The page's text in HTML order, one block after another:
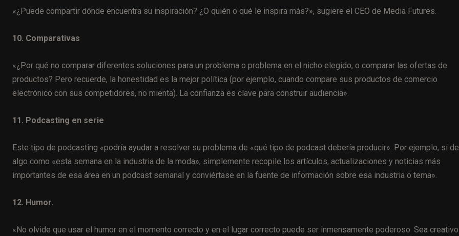
«¿Puede compartir dónde encuentra su inspiración? ¿O quién o qué le inspira más?», sugiere el CEO de Media Futures.
10. Comparativas
«¿Por qué no comparar diferentes soluciones para un problema o problema en el nicho elegido, o comparar las ofertas de
productos? Pero recuerde, la honestidad es la mejor política (por ejemplo, cuando compare sus productos de comercio
electrónico con sus competidores, no mienta). La confianza es clave para construir audiencia».
11. Podcasting en serie
Este tipo de podcasting «podría ayudar a resolver su problema de «qué tipo de podcast debería producir». Por ejemplo, si
algo como «esta semana en la industria de la moda», simplemente recopile los artículos, actualizaciones y noticias más
importantes de esa área en un podcast semanal y conviértase en la fuente de información sobre esa industria o tema».
12. Humor.
«No olvide que usar el humor en el momento correcto y en el lugar correcto puede ser inmensamente poderoso. Sea creativo.